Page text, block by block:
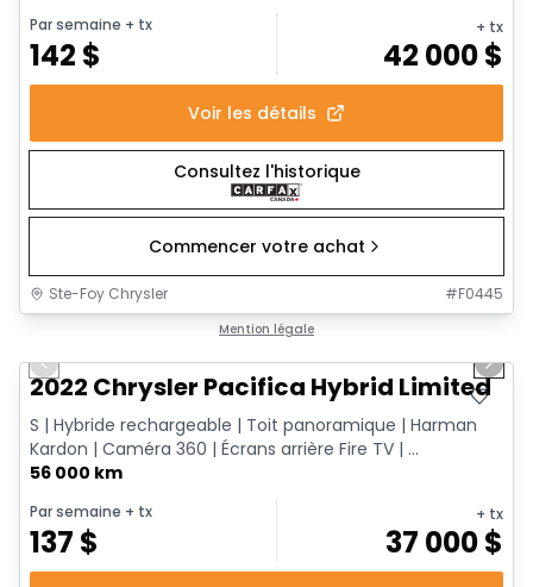
Par semaine + tx
142 $
+ tx
42 000$
Voir les détails
Consultez l'historique
Commencer votre achat
Ste-Foy Chrysler #F0445
Mention légale
Previous slide Next
2022 Chrysler Pacifica Hybrid Limited
S | Hybride rechargeable | Toit panoramique | Harman
Kardon | Caméra 360 | Écrans arrière Fire TV | ...
56 000 km
Par semaine + tx
137 $
+ tx
37 000$